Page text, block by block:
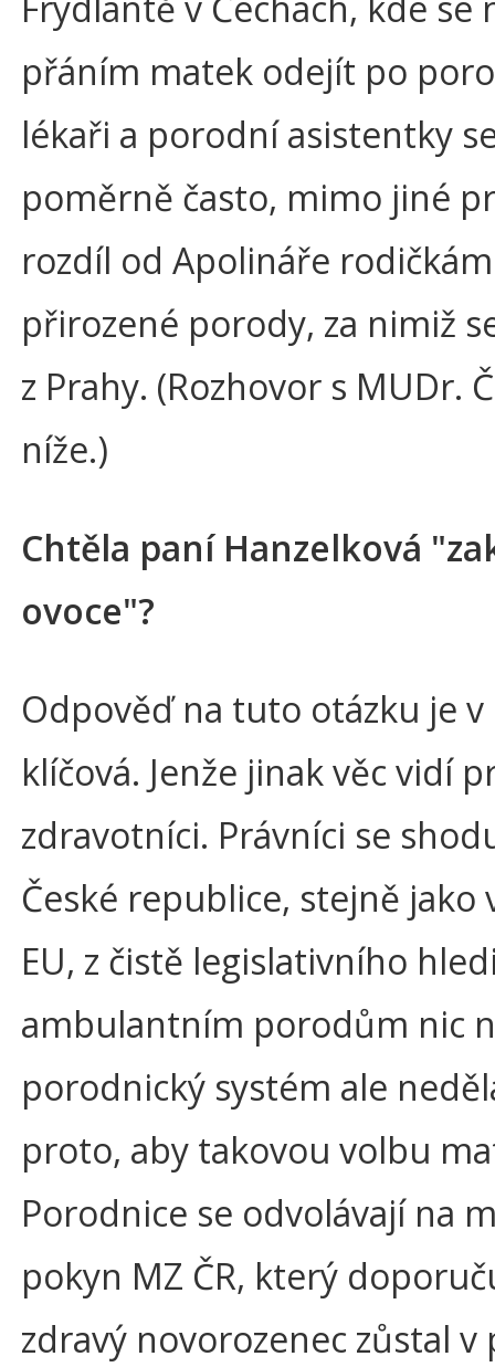
přáním matek odejít po
lékaři a porodní asistentky
poměrně často, mimo jiné
rozdíl od Apolináře
přirozené porody, za nimiž
z Prahy. (Rozhovor s MUDr.
níže.)
Chtěla paní Hanzelková
ovoce"?
Odpověď na tuto otázku je
klíčová. Jenže jinak věc vidí
zdravotníci. Právníci se
České republice, stejně jako
EU, z čistě legislativního
ambulantním porodům nic
porodnický systém ale
proto, aby takovou volbu
Porodnice se odvolávají na
pokyn MZ ČR, který
zdravý novorozenec zůstal